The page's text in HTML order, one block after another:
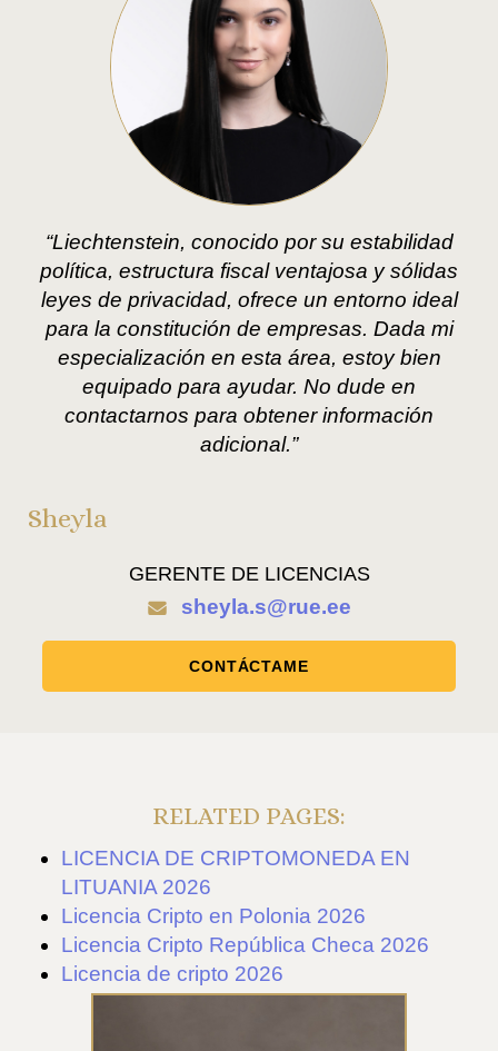
“Liechtenstein, conocido por su estabilidad
política, estructura fiscal ventajosa y sólidas
leyes de privacidad, ofrece un entorno ideal
para la constitución de empresas. Dada mi
especialización en esta área, estoy bien
equipado para ayudar. No dude en
contactarnos para obtener información
adicional.”
Sheyla
GERENTE DE LICENCIAS
sheyla.s@rue.ee
CONTÁCTAME
RELATED PAGES:
LICENCIA DE CRIPTOMONEDA EN
LITUANIA 2026
Licencia Cripto en Polonia 2026
Licencia Cripto República Checa 2026
Licencia de cripto 2026